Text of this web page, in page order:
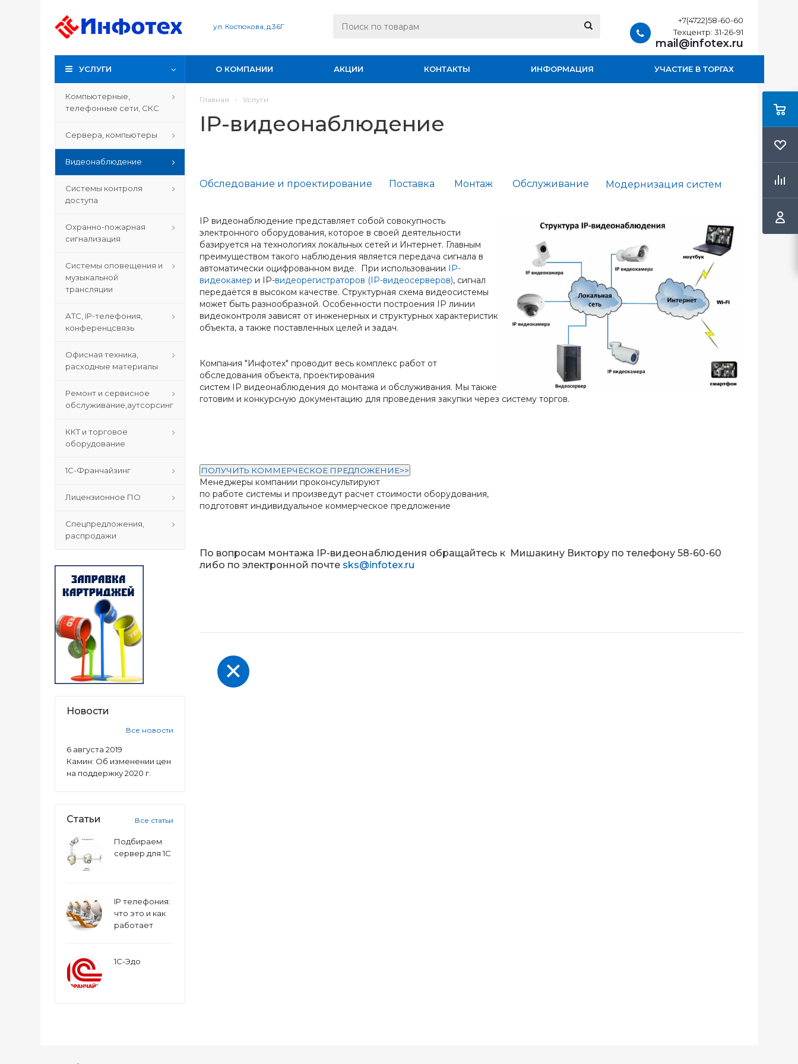
ул. Костюкова, д.36Г
+7(4722)58-60-60
Техцентр: 31-26-91
mail@infotex.ru
УСЛУГИ О КОМПАНИИ АКЦИИ КОНТАКТЫ ИНФОРМАЦИЯ УЧАСТИЕ В ТОРГАХ
Компьютерные,
телефонные сети, СКС
Сервера, компьютеры
Видеонаблюдение
Системы контроля
доступа
Охранно-пожарная
сигнализация
Системы оповещения и
музыкальной
трансляции
АТС, IP-телефония,
конференцсвязь
Офисная техника,
расходные материалы
Ремонт и сервисное
обслуживание,аутсорсинг
ККТ и торговое
оборудование
1С-Франчайзинг
Лицензионное ПО
Спецпредложения,
распродажи
Новости
Все новости
6 августа 2019
Камин: Об изменении цен
на поддержку 2020 г.
Статьи Все статьи
Подбираем
сервер для 1С
IP телефония:
что это и как
работает
1С-Эдо
Главная - Услуги
IP-видеонаблюдение
Обследование и проектирование Поставка Монтаж Обслуживание Модернизация систем
IP видеонаблюдение представляет собой совокупность
электронного оборудования, которое в своей деятельности
базируется на технологиях локальных сетей и Интернет. Главным
преимуществом такого наблюдения является передача сигнала в
автоматически оцифрованном виде. При использовании IP-
видеокамер и IP-видеорегистраторов (IP-видеосерверов), сигнал
передаётся в высоком качестве. Структурная схема видеосистемы
может быть разнообразной. Особенности построения IP линии
видеоконтроля зависят от инженерных и структурных характеристик
объекта, а также поставленных целей и задач.
Компания "Инфотех" проводит весь комплекс работ от
обследования объекта, проектирования
систем IP видеонаблюдения до монтажа и обслуживания. Мы также
готовим и конкурсную документацию для проведения закупки через систему торгов.
ПОЛУЧИТЬ КОММЕРЧЕСКОЕ ПРЕДЛОЖЕНИЕ>>
Менеджеры компании проконсультируют
по работе системы и произведут расчет стоимости оборудования,
подготовят индивидуальное коммерческое предложение
По вопросам монтажа IP-видеонаблюдения обращайтесь к Мишакину Виктору по телефону 58-60-60
либо по электронной почте sks@infotex.ru